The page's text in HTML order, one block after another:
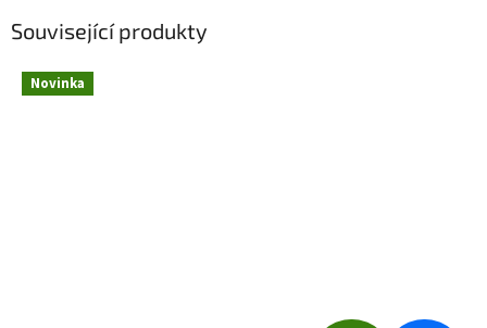
Související produkty
Novinka